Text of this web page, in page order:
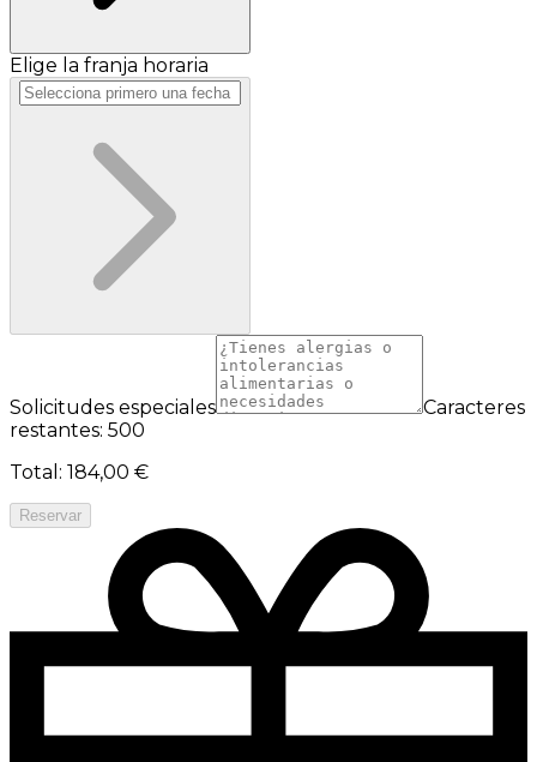
Elige la franja horaria
Solicitudes especiales
Caracteres
restantes: 500
Total : 184,00 €
Reservar